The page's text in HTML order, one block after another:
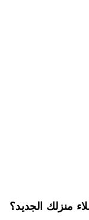
الجديد؟